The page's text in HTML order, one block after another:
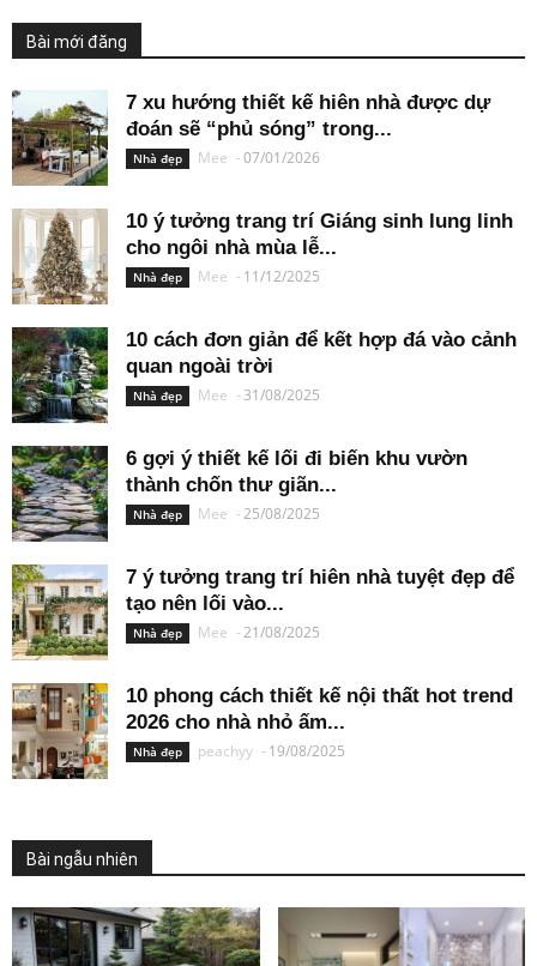
Bài mới đăng
7 xu hướng thiết kế hiên nhà được dự
đoán sẽ “phủ sóng” trong...
Nhà đẹp Mee -07/01/2026
10 ý tưởng trang trí Giáng sinh lung linh
cho ngôi nhà mùa lễ...
Nhà đẹp Mee - 11/12/2025
10 cách đơn giản để kết hợp đá vào cảnh
quan ngoài trời
Nhà đẹp Mee - 31/08/2025
6 gợi ý thiết kế lối đi biến khu vườn
thành chốn thư giãn...
Nhà đẹp Mee -25/08/2025
7 ý tưởng trang trí hiên nhà tuyệt đẹp để
tạo nên lối vào...
Nhà đẹp Mee -21/08/2025
10 phong cách thiết kế nội thất hot trend
2026 cho nhà nhỏ ấm...
Nhà đẹp peachyy - 19/08/2025
Bài ngẫu nhiên